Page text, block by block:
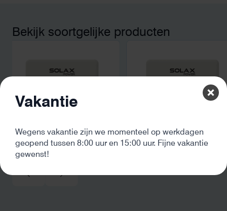
noodstroom voor de
netcongestie.
Bekijk soortgelijke producten
Solax X3 MIC 5.0
€1.058,00 incl. BTW
Solax X3 MIC 6.0
€ 1.119,00 incl. BTW
Vakantie
Wegens vakantie zijn we momenteel op werkdagen
geopend tussen 8:00 uur en 15:00 uur. Fijne vakantie
gewenst!